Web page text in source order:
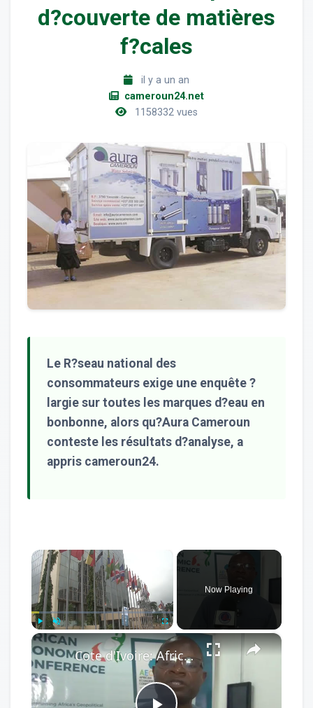
d?couverte de matières
f?cales
il y a un an
cameroun24.net
1158332 vues
Le R?seau national des
consommateurs exige une enquête ?
largie sur toutes les marques d?eau en
bonbonne, alors qu?Aura Cameroun
conteste les résultats d?analyse, a
appris cameroun24.
Play Unmute Fullscreen
Now Playing
×
Cote d'Ivoire: African Economic Conference focuses on development opportunities in multipolar world.